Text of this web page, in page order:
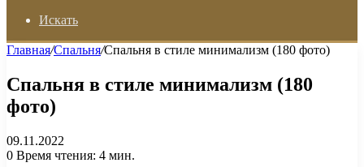
Искать
Главная/Спальня/Спальня в стиле минимализм (180 фото)
Спальня в стиле минимализм (180
фото)
09.11.2022
0 Время чтения: 4 мин.